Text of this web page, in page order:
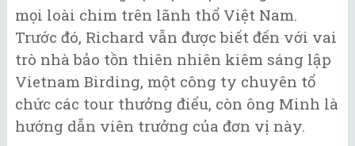
mọi loài chim trên lãnh thổ Việt Nam.
Trước đó, Richard vẫn được biết đến với vai
trò nhà bảo tồn thiên nhiên kiêm sáng lập
Vietnam Birding, một công ty chuyên tổ
chức các tour thưởng điểu, còn ông Minh là
hướng dẫn viên trưởng của đơn vị này.